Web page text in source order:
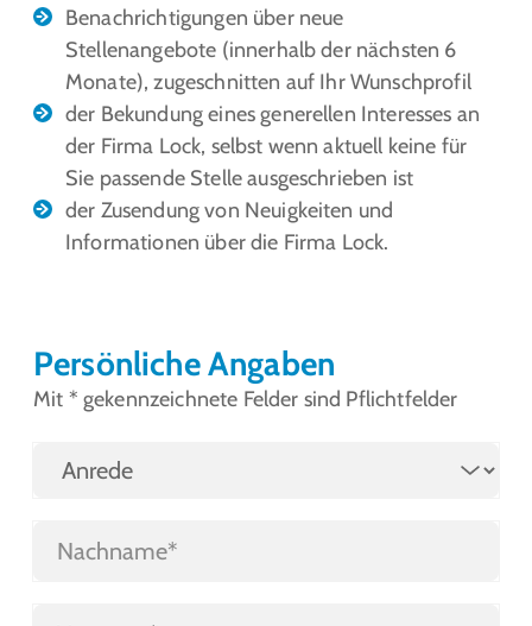
Benachrichtigungen über neue
Stellenangebote (innerhalb der nächsten 6
Monate), zugeschnitten auf Ihr Wunschprofil
der Bekundung eines generellen Interesses an
der Firma Lock, selbst wenn aktuell keine für
Sie passende Stelle ausgeschrieben ist
der Zusendung von Neuigkeiten und
Informationen über die Firma Lock.
Persönliche Angaben
Mit * gekennzeichnete Felder sind Pflichtfelder